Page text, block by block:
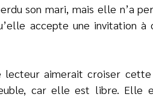
son mari, mais elle n’a
accepte une invitation à
lecteur aimerait croiser cette
car elle est libre. Elle